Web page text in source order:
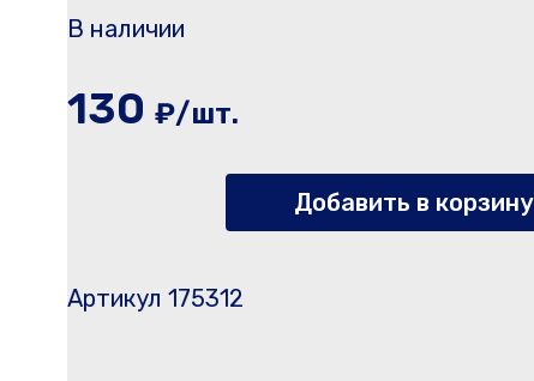
В наличии
130 ₽/шт.
Добавить в корзину
Артикул 175312